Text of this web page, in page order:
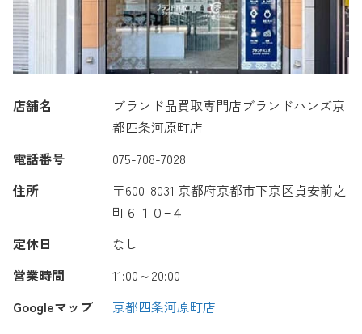
店舗名
ブランド品買取専門店ブランドハンズ京
都四条河原町店
電話番号
075-708-7028
住所
〒600-8031 京都府京都市下京区貞安前之
町６１０−４
定休日
なし
営業時間
11:00～20:00
Googleマップ
京都四条河原町店